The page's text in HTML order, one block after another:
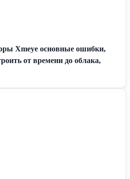
Xmeye основные ошибки,
от времени до облака,